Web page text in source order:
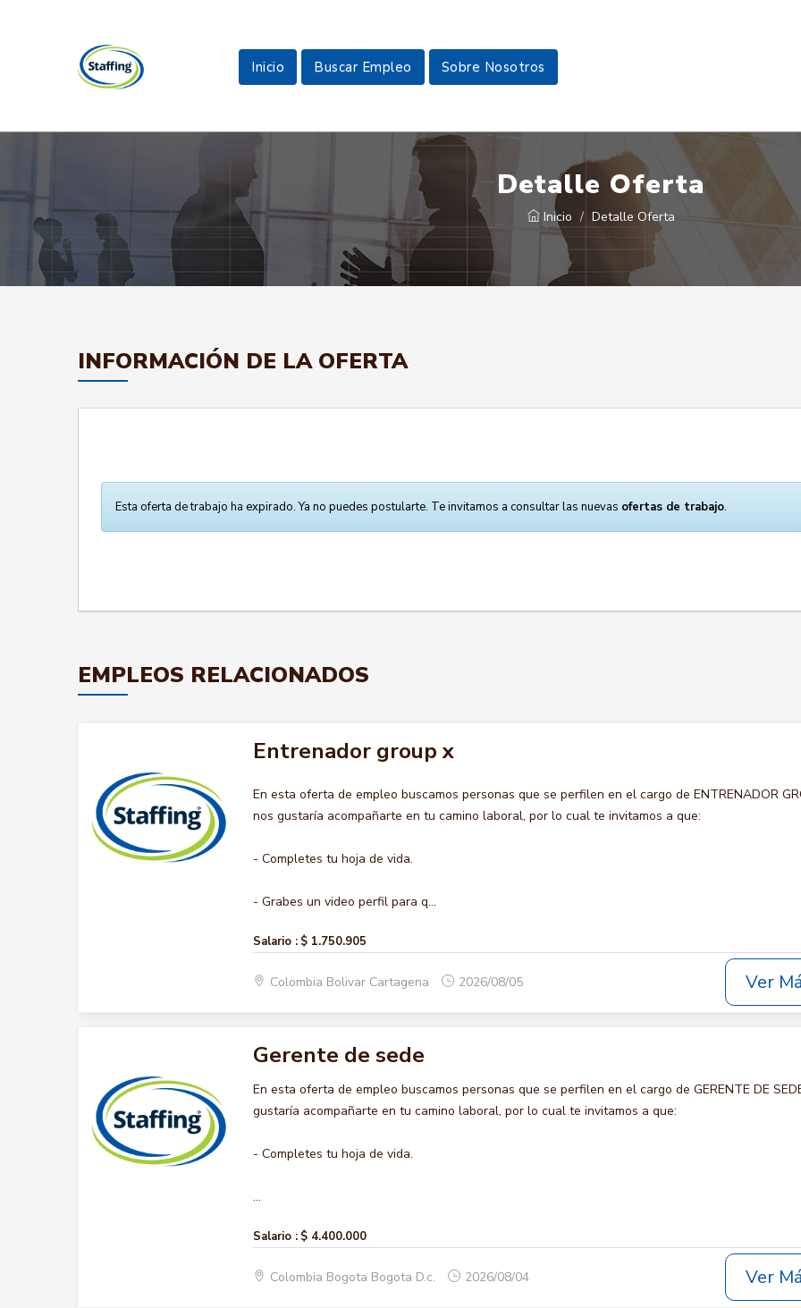
Inicio Buscar Empleo Sobre Nosotros
Detalle Oferta
Inicio Detalle Oferta
INFORMACIÓN DE LA OFERTA
Esta oferta de trabajo ha expirado. Ya no puedes postularte. Te invitamos a consultar las nuevas ofertas de trabajo.
EMPLEOS RELACIONADOS
Entrenador group x
En esta oferta de empleo buscamos personas que se perfilen en el cargo de ENTRENADOR
nos gustaría acompañarte en tu camino laboral, por lo cual te invitamos a que:
- Completes tu hoja de vida.
- Grabes un video perfil para q...
Salario : $ 1.750.905
Colombia Bolivar Cartagena 2026/08/05 Ver
Gerente de sede
En esta oferta de empleo buscamos personas que se perfilen en el cargo de GERENTE DE
gustaría acompañarte en tu camino laboral, por lo cual te invitamos a que:
- Completes tu hoja de vida.
...
Salario : $ 4.400.000
Colombia Bogota Bogota D.c. 2026/08/04 Ver